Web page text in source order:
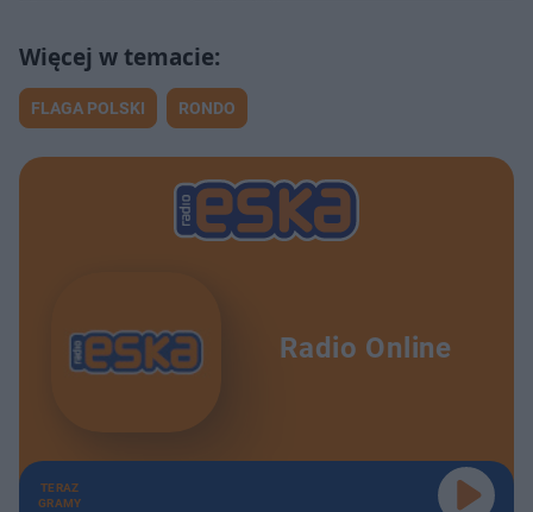
FLAGA POLSKI RONDO
Radio Online
TERAZ
GRAMY